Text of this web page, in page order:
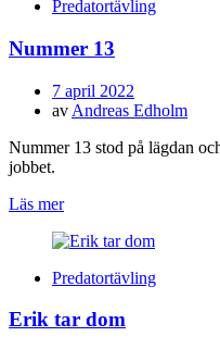
Predatortävling
Nummer 13
Publicerad
den
7 april 2022
av Andreas Edholm
Nummer 13 stod på lägdan
jobbet.
Läs mer
Predatortävling
Erik tar dom